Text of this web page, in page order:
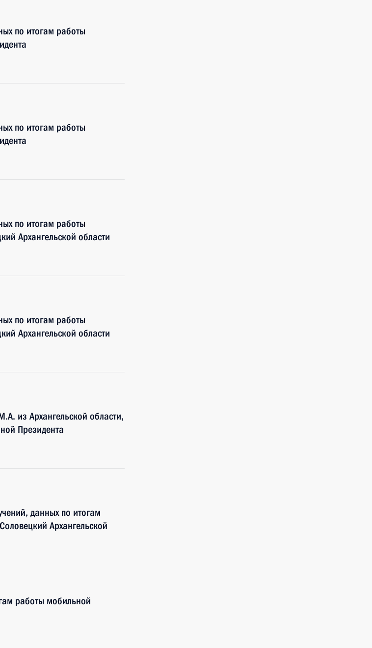
по итогам работы
по итогам работы
по итогам работы
Архангельской области
по итогам работы
Архангельской области
из Архангельской области,
Президента
данных по итогам
Архангельской
работы мобильной